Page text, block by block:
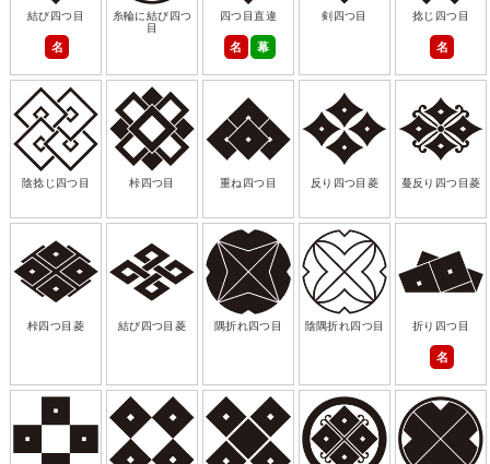
結び四つ目
名
糸輪に結び四つ
目
四つ目直違
名 幕
剣四つ目 捻じ四つ目
名
陰捻じ四つ目 桛四つ目 重ね四つ目 反り四つ目菱 蔓反り四つ目菱
桛四つ目菱 結び四つ目菱 隅折れ四つ目 陰隅折れ四つ目 折り四つ目
名